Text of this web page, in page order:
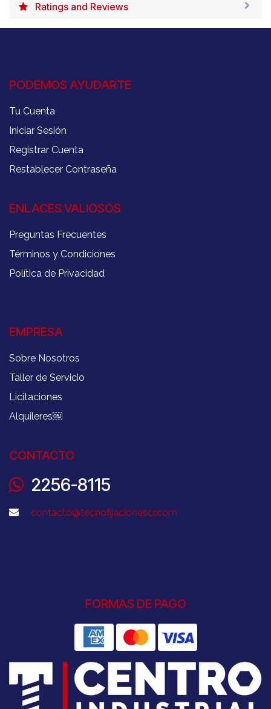
Ratings and Reviews
PODEMOS AYUDARTE
Tu Cuenta
Iniciar Sesión
Registrar Cuenta
Restablecer Contraseña
ENLACES VALIOSOS
Preguntas Frecuentes
Términos y Condiciones
Política de Privacidad
EMPRESA
Sobre Nosotros
Taller de Servicio
Licitaciones
Alquileres￼
CONTACTO
2256-8115
contacto@tecnofijacionescr.com
FORMAS DE PAGO